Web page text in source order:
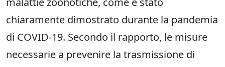
chiaramente dimostrato durante la pandemia
di COVID-19. Secondo il rapporto, le misure
necessarie a prevenire la trasmissione di